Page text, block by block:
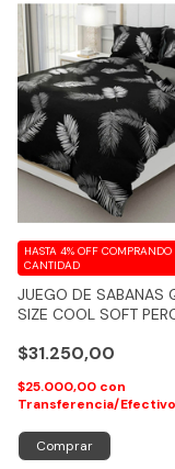
JUEGO DE SABANAS
SIZE COOL SOFT
$31.250,00
HASTA 4% OFF COMPRANDO
CANTIDAD
$25.000,00 con
Transferencia/Efectivo
Comprar